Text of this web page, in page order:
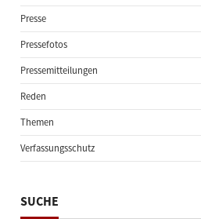
Presse
Pressefotos
Pressemitteilungen
Reden
Themen
Verfassungsschutz
SUCHE